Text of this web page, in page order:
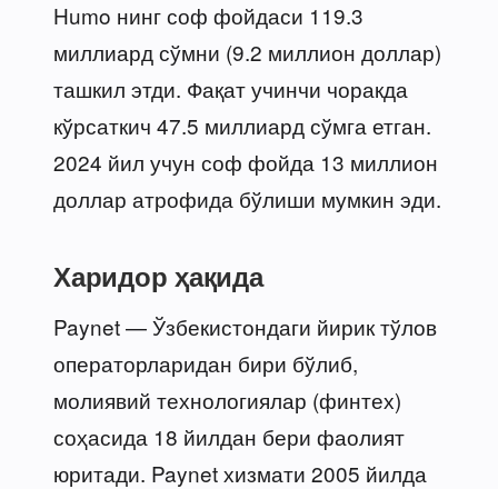
Humo нинг соф фойдаси 119.3
миллиард сўмни (9.2 миллион доллар)
ташкил этди. Фақат учинчи чоракда
кўрсаткич 47.5 миллиард сўмга етган.
2024 йил учун соф фойда 13 миллион
доллар атрофида бўлиши мумкин эди.
Харидор ҳақида
Paynet — Ўзбекистондаги йирик тўлов
операторларидан бири бўлиб,
молиявий технологиялар (финтех)
соҳасида 18 йилдан бери фаолият
юритади. Paynet хизмати 2005 йилда